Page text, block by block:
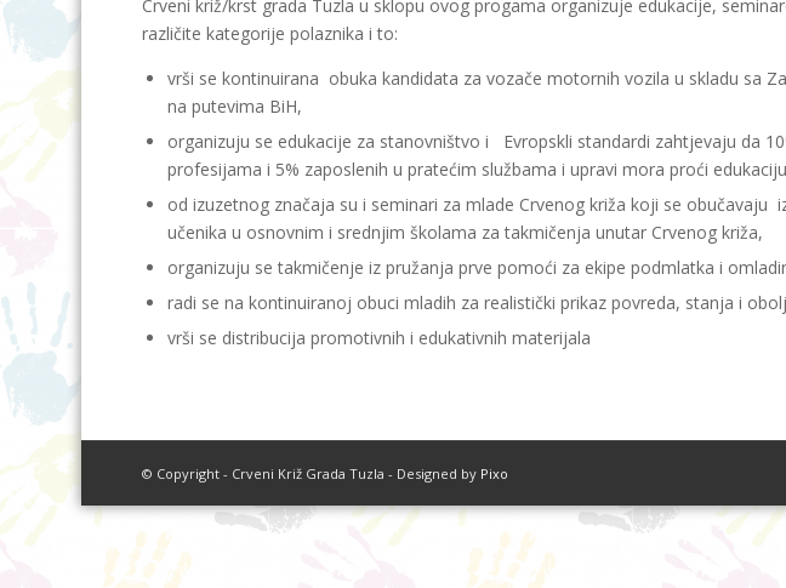
Crveni križ/krst grada Tuzla u sklopu ovog progama organizuje edukacije,
različite kategorije polaznika i to:
vrši se kontinuirana obuka kandidata za vozače motornih vozila u skladu sa
na putevima BiH,
organizuju se edukacije za stanovništvo i Evropskli standardi zahtjevaju da
profesijama i 5% zaposlenih u pratećim službama i upravi mora proći
od izuzetnog značaja su i seminari za mlade Crvenog križa koji se obučavaju
učenika u osnovnim i srednjim školama za takmičenja unutar Crvenog križa,
organizuju se takmičenje iz pružanja prve pomoći za ekipe podmlatka i
radi se na kontinuiranoj obuci mladih za realistički prikaz povreda, stanja i
vrši se distribucija promotivnih i edukativnih materijala
© Copyright - Crveni Križ Grada Tuzla - Designed by Pixo